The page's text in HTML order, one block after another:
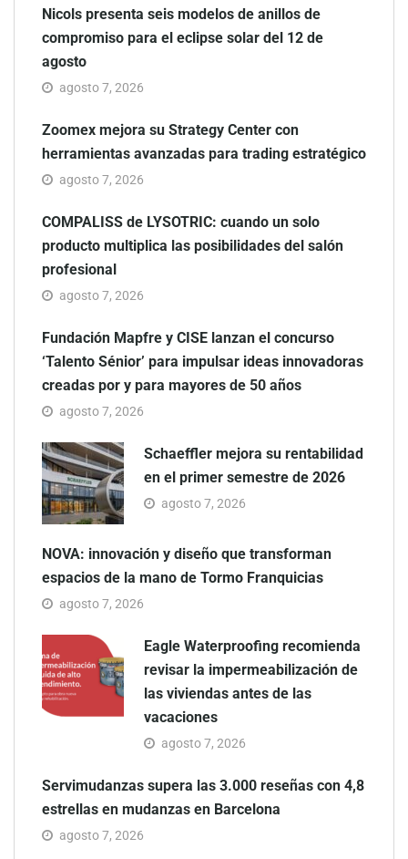
Nicols presenta seis modelos de anillos de
compromiso para el eclipse solar del 12 de
agosto
agosto 7, 2026
Zoomex mejora su Strategy Center con
herramientas avanzadas para trading estratégico
agosto 7, 2026
COMPALISS de LYSOTRIC: cuando un solo
producto multiplica las posibilidades del salón
profesional
agosto 7, 2026
Fundación Mapfre y CISE lanzan el concurso
‘Talento Sénior’ para impulsar ideas innovadoras
creadas por y para mayores de 50 años
agosto 7, 2026
Schaeffler mejora su rentabilidad
en el primer semestre de 2026
agosto 7, 2026
NOVA: innovación y diseño que transforman
espacios de la mano de Tormo Franquicias
agosto 7, 2026
Eagle Waterproofing recomienda
revisar la impermeabilización de
las viviendas antes de las
vacaciones
agosto 7, 2026
Servimudanzas supera las 3.000 reseñas con 4,8
estrellas en mudanzas en Barcelona
agosto 7, 2026